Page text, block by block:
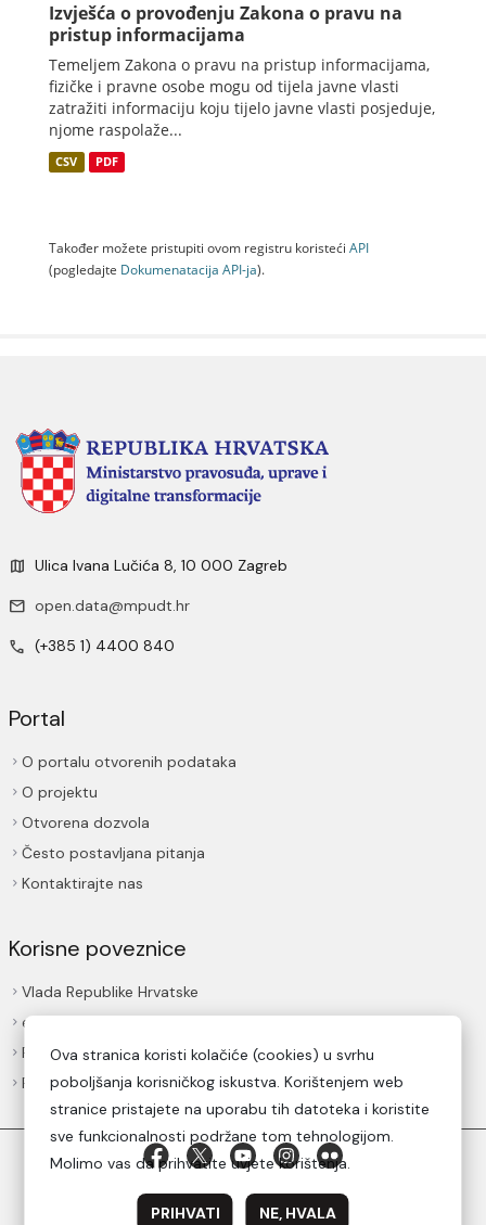
Izvješća o provođenju Zakona o pravu na
pristup informacijama
Temeljem Zakona o pravu na pristup informacijama,
fizičke i pravne osobe mogu od tijela javne vlasti
zatražiti informaciju koju tijelo javne vlasti posjeduje,
njome raspolaže...
CSV PDF
Također možete pristupiti ovom registru koristeći API
(pogledajte Dokumenаtаcijа API-jа).